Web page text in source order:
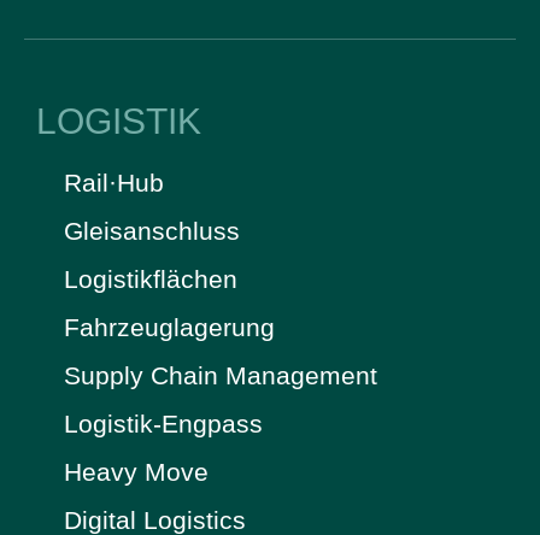
LOGISTIK
Rail·Hub
Gleisanschluss
Logistikflächen
Fahrzeuglagerung
Supply Chain Management
Logistik-Engpass
Heavy Move
Digital Logistics